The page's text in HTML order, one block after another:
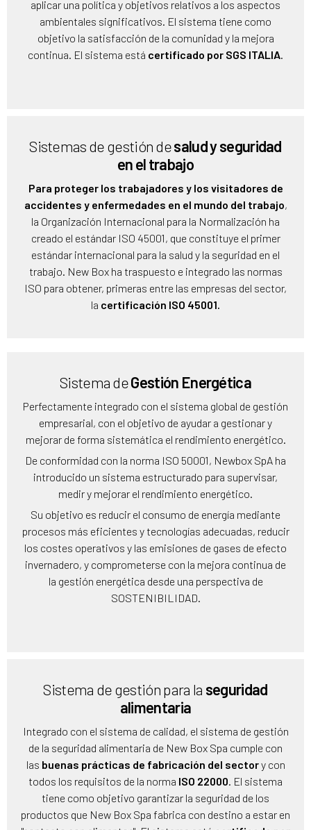
aplicar una política y objetivos relativos a los aspectos
ambientales significativos. El sistema tiene como
objetivo la satisfacción de la comunidad y la mejora
continua. El sistema está certificado por SGS ITALIA
Sistemas de gestión desalud y seguridad
en el trabajo
Para proteger los trabajadores y los visitadores de
accidentes y enfermedades en el mundo del trabajo,
la Organización Internacional para la Normalización ha
creado el estándar ISO 45001, que constituye el primer
estándar internacional para la salud y la seguridad en el
trabajo. New Box ha traspuesto e integrado las normas
ISO para obtener, primeras entre las empresas del sector,
la certificación ISO 45001.
Sistema deGestión Energética
Perfectamente integrado con el sistema global de gestión
empresarial, con el objetivo de ayudar a gestionar y
mejorar de forma sistemática el rendimiento energético.
De conformidad con la norma ISO 50001, Newbox SpA ha
introducido un sistema estructurado para supervisar,
medir y mejorar el rendimiento energético.
Su objetivo es reducir el consumo de energía mediante
procesos más eficientes y tecnologías adecuadas, reducir
los costes operativos y las emisiones de gases de efecto
invernadero, y comprometerse con la mejora continua de
la gestión energética desde una perspectiva de
SOSTENIBILIDAD.
Sistema de gestión para la seguridad
alimentaria
Integrado con el sistema de calidad, el sistema de gestión
de la seguridad alimentaria de New Box Spa cumple con
las buenas prácticas de fabricación del sectory con
todos los requisitos de la norma ISO 22000 . El sistema
tiene como objetivo garantizar la seguridad de los
productos que New Box Spa fabrica con destino a estar en